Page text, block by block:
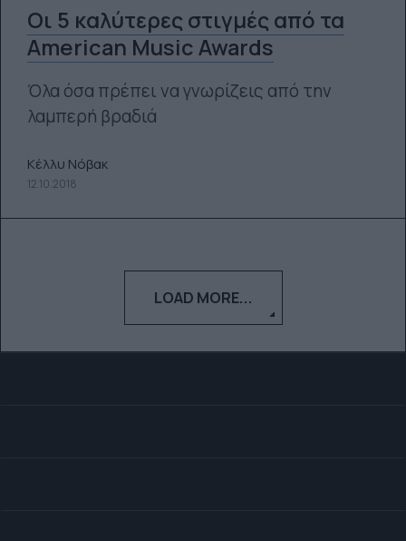
Οι 5 καλύτερες στιγμές από τα
American Music Awards
Όλα όσα πρέπει να γνωρίζεις από την
λαμπερή βραδιά
Κέλλυ Νόβακ
12.10.2018
LOAD MORE...